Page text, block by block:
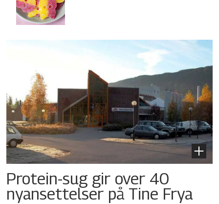
Protein-sug gir over 40
nyansettelser på Tine Frya